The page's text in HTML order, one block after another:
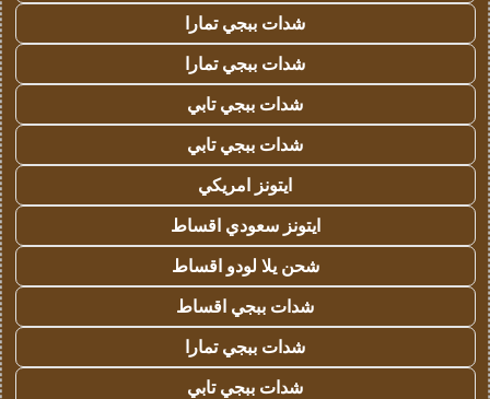
شدات ببجي تمارا
شدات ببجي تمارا
شدات ببجي تابي
شدات ببجي تابي
ايتونز امريكي
ايتونز سعودي اقساط
شحن يلا لودو اقساط
شدات ببجي اقساط
شدات ببجي تمارا
شدات ببجي تابي